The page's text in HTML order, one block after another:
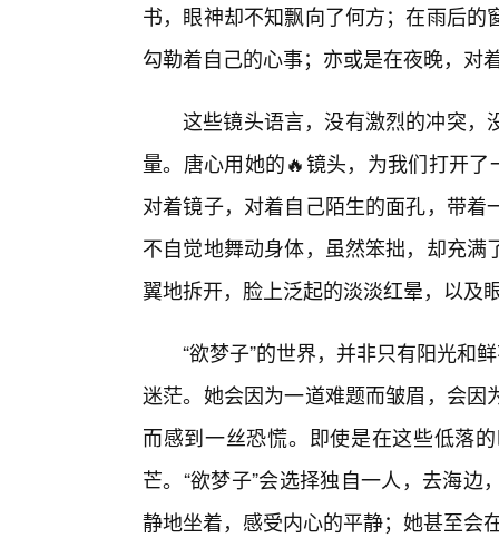
书，眼神却不知飘向了何方；在雨后
勾勒着自己的心事；亦或是在夜晚，对
这些镜头语言，没有激烈的冲突，
量。唐心用她的🔥镜头，为我们打开
对着镜子，对着自己陌生的面孔，带
不自觉地舞动身体，虽然笨拙，却充
翼地拆开，脸上泛起的淡淡红晕，以及
“欲梦子”的世界，并非只有阳光和
迷茫。她会因为一道难题而皱眉，会
而感到一丝恐慌。即使是在这些低落
芒。“欲梦子”会选择独自一人，去海
静地坐着，感受内心的平静；她甚至会